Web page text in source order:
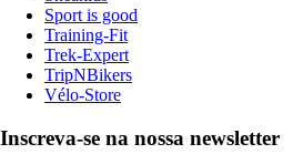
Sport is good
Training-Fit
Trek-Expert
TripNBikers
Vélo-Store
Inscreva-se na nossa newsletter